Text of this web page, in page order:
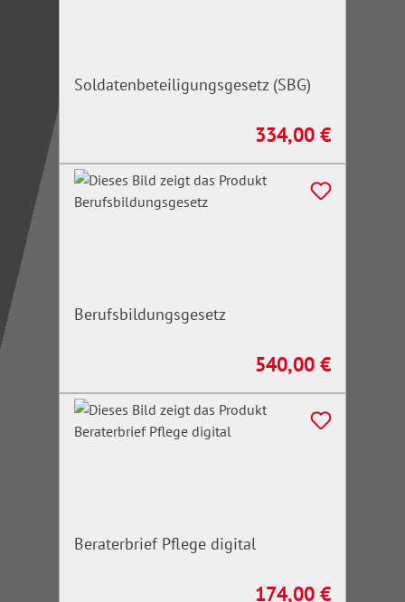
Soldatenbeteiligungsgesetz (SBG)
Regulärer Preis:
334,00 €
Berufsbildungsgesetz
Regulärer Preis:
540,00 €
Beraterbrief Pflege digital
Regulärer Preis:
174,00 €